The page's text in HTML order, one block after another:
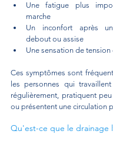
Une fatigue plus
marche
Un inconfort après
debout ou assise
Une sensation de
Ces symptômes sont
les personnes qui
régulièrement, pratiquent
ou présentent une circulation
Qu'est-ce que le drainage